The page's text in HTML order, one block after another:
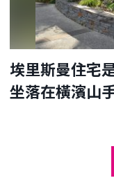
埃里斯曼住宅
坐落在橫濱山